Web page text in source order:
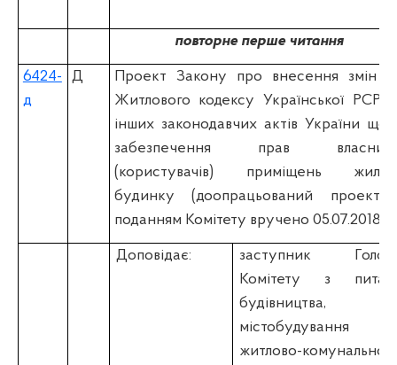
повторне перше читання
6424-
д
Д
Проект Закону про внесення змін
Житлового кодексу Української РСР
інших законодавчих актів України
забезпечення прав
(користувачів) приміщень
будинку (доопрацьований проект
поданням Комітету вручено 05.07.2018)
Доповідає:
заступник
Комітету з
будівництва,
містобудування
житлово-